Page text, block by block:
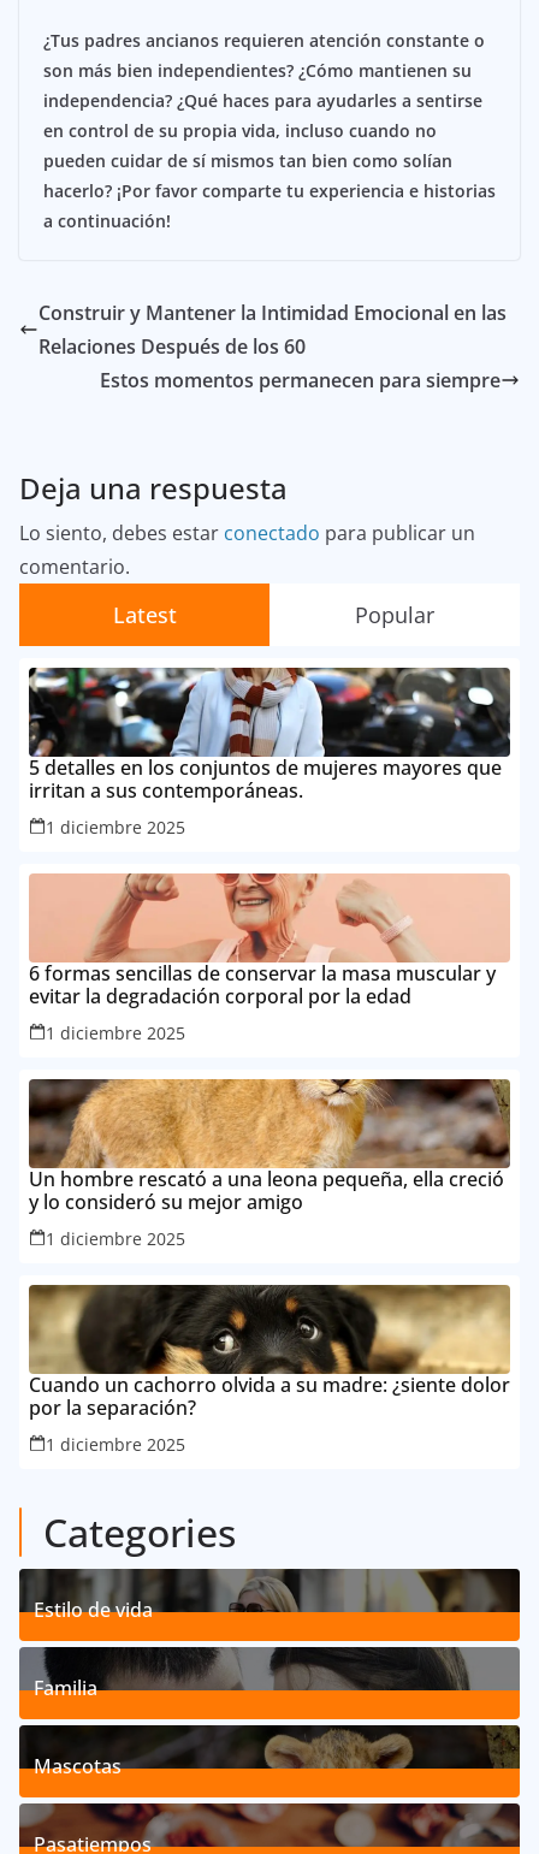
¿Tus padres ancianos requieren atención constante o
son más bien independientes? ¿Cómo mantienen su
independencia? ¿Qué haces para ayudarles a sentirse
en control de su propia vida, incluso cuando no
pueden cuidar de sí mismos tan bien como solían
hacerlo? ¡Por favor comparte tu experiencia e historias
a continuación!
Construir y Mantener la Intimidad Emocional en las
Relaciones Después de los 60
Estos momentos permanecen para siempre
Deja una respuesta
Lo siento, debes estar conectado para publicar un
comentario.
Latest Popular
5 detalles en los conjuntos de mujeres mayores que
irritan a sus contemporáneas.
1 diciembre 2025
6 formas sencillas de conservar la masa muscular y
evitar la degradación corporal por la edad
1 diciembre 2025
Un hombre rescató a una leona pequeña, ella creció
y lo consideró su mejor amigo
1 diciembre 2025
Cuando un cachorro olvida a su madre: ¿siente dolor
por la separación?
1 diciembre 2025
Categories
Estilo de vida
192Posts
Familia
527Posts
Mascotas
119Posts
Pasatiempos